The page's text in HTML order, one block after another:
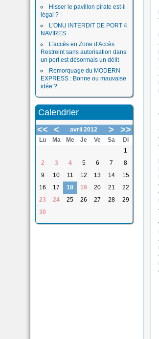
Hisser le pavillon pirate est-il
légal ?
L'ONU INTERDIT DE PORT 4
NAVIRES
L'accès en Zone d'Accès
Restreint sans autorisation dans
un port est désormais un délit
Remorquage du MODERN
EXPRESS : Bonne ou mauvaise
idée ?
Calendrier
<<
< avril 2012 > >>
Lu Ma Me Je Ve Sa
Di
1
2
3 4 5 6 7
8
9
10 11 12 13 14
15
16
17 18 19 20 21
22
23
24 25 26 27 28
29
30